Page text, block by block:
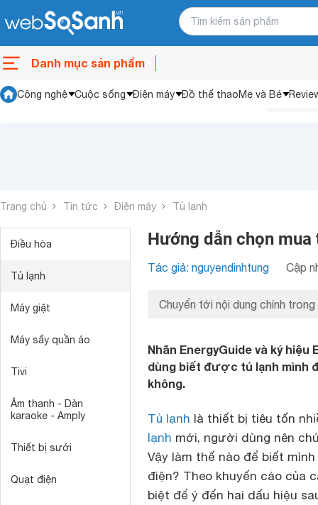
Danh mục sản phẩm
Công nghệ Cuộc sống Điện máy Đồ thể thaoMẹ và Bé
Trang chủ Tin tức Điện máy Tủ lạnh
Điều hòa
Tủ lạnh
Máy giặt
Máy sấy quần áo
Tivi
Âm thanh - Dàn
karaoke - Amply
Thiết bị sưởi
Quạt điện
Hướng dẫn chọn
Tác giả: nguyendinhtung Cập
Chuyển tới nội dung chính trong
Nhãn EnergyGuide và ký
dùng biết được tủ lạnh mình
không.
Tủ lạnh là thiết bị tiêu tốn
lạnh mới, người dùng nên
Vậy làm thế nào để biết
điện? Theo khuyến cáo của
biệt để ý đến hai dấu hiệu